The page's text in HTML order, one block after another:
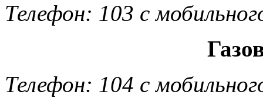
Телефон: 103 с
Телефон: 104 с